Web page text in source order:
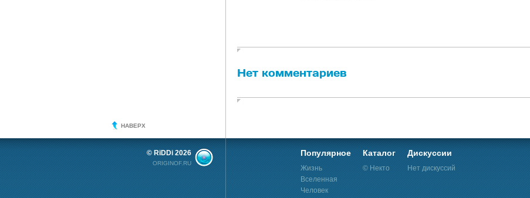
Нет комментариев
НАВЕРХ
© RiDDi 2026
ORIGINOF.RU
Популярное
Жизнь
Вселенная
Человек
Каталог
© Некто
Дискуссии
Нет дискуссий